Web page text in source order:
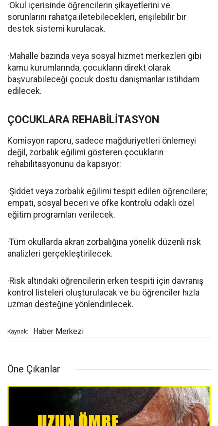
·Okul içerisinde öğrencilerin şikayetlerini ve
sorunlarını rahatça iletebilecekleri, erişilebilir bir
destek sistemi kurulacak.
·Mahalle bazında veya sosyal hizmet merkezleri gibi
kamu kurumlarında, çocukların direkt olarak
başvurabileceği çocuk dostu danışmanlar istihdam
edilecek.
ÇOCUKLARA REHABİLİTASYON
Komisyon raporu, sadece mağduriyetleri önlemeyi
değil, zorbalık eğilimi gösteren çocukların
rehabilitasyonunu da kapsıyor:
·Şiddet veya zorbalık eğilimi tespit edilen öğrencilere;
empati, sosyal beceri ve öfke kontrolü odaklı özel
eğitim programları verilecek.
·Tüm okullarda akran zorbalığına yönelik düzenli risk
analizleri gerçekleştirilecek.
·Risk altındaki öğrencilerin erken tespiti için davranış
kontrol listeleri oluşturulacak ve bu öğrenciler hızla
uzman desteğine yönlendirilecek.
Kaynak: Haber Merkezi
Öne Çıkanlar